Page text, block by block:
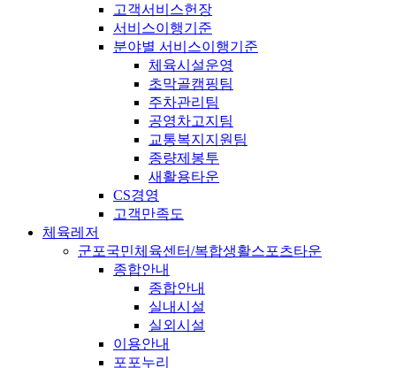
고객서비스헌장
서비스이행기준
분야별 서비스이행기준
체육시설운영
초막골캠핑팀
주차관리팀
공영차고지팀
교통복지지원팀
종량제봉투
새활용타운
CS경영
고객만족도
체육레저
군포국민체육센터/복합생활스포츠타운
종합안내
종합안내
실내시설
실외시설
이용안내
포포누리